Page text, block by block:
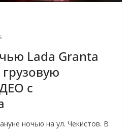
Lada Granta
с
ночью на ул. Чекистов. В